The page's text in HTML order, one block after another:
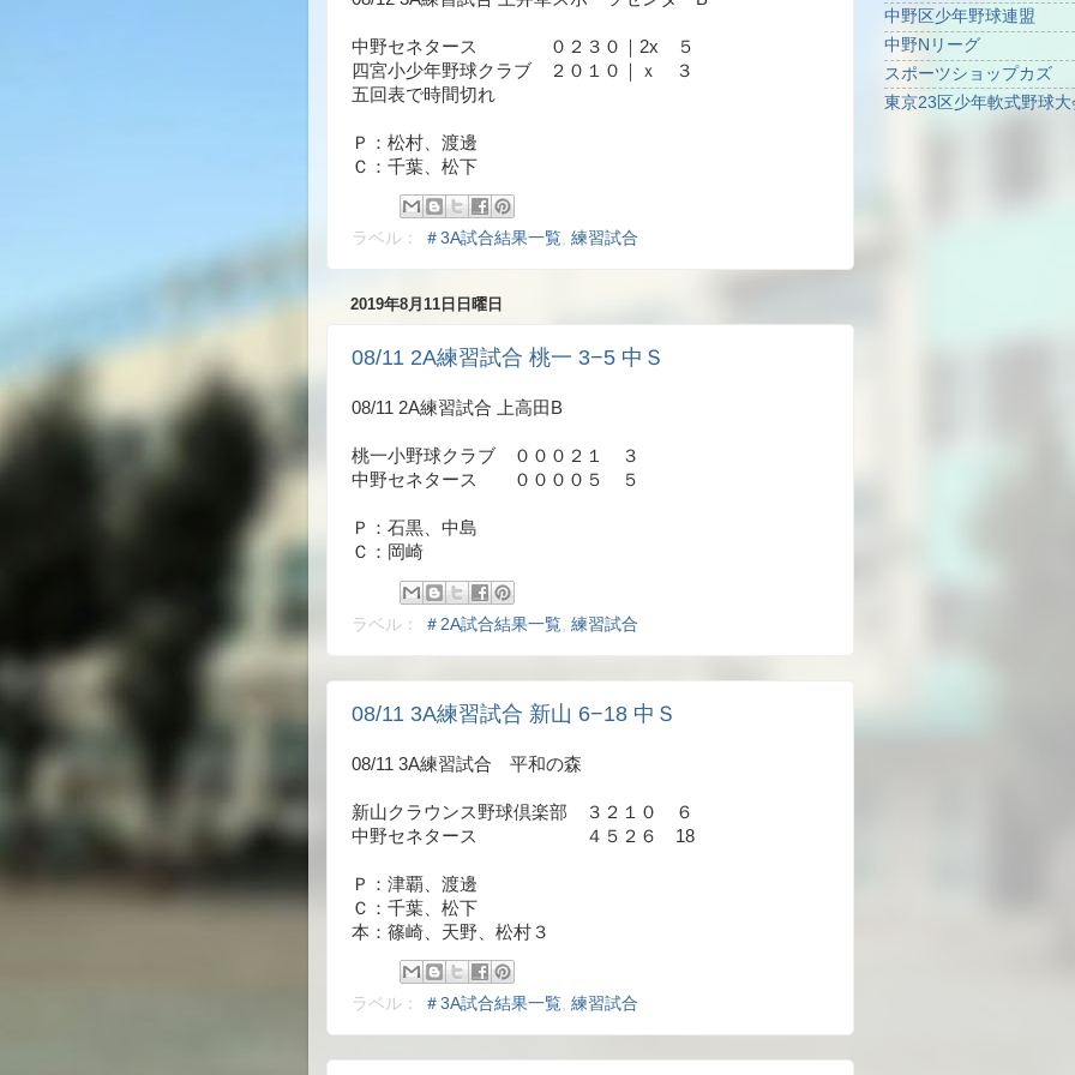
中野セネタース ０２３０｜2x ５
四宮小少年野球クラブ ２０１０｜ｘ ３
五回表で時間切れ
Ｐ：松村、渡邊
Ｃ：千葉、松下
ラベル： ＃3A試合結果一覧, 練習試合
2019年8月11日日曜日
08/11 2A練習試合 桃一 3−5 中Ｓ
08/11 2A練習試合 上高田B
桃一小野球クラブ ０００２１ ３
中野セネタース ００００５ ５
Ｐ：石黒、中島
Ｃ：岡崎
ラベル： ＃2A試合結果一覧 練習試合
08/11 3A練習試合 新山 6−18 中Ｓ
08/11 3A練習試合 平和の森
新山クラウンス野球倶楽部 ３２１０ ６
中野セネタース ４５２６ 18
Ｐ：津覇、渡邊
Ｃ：千葉、松下
本：篠崎、天野、松村３
ラベル： ＃3A試合結果一覧, 練習試合
中野区少年野球連盟
中野Nリーグ
スポーツショップカズ
東京23区少年軟式野球大